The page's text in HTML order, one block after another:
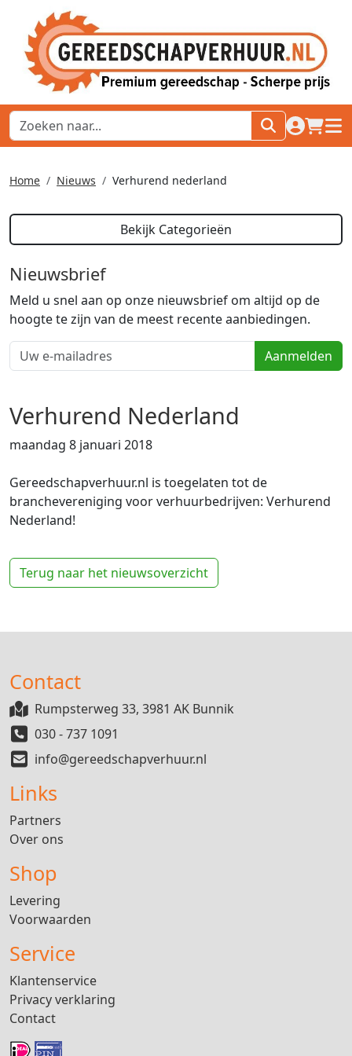
naar
Home Nieuws Verhurend nederland
Bekijk Categorieën
Nieuwsbrief
Meld u snel aan op onze nieuwsbrief om altijd op de
hoogte te zijn van de meest recente aanbiedingen.
Aanmelden
Verhurend Nederland
maandag 8 januari 2018
Gereedschapverhuur.nl is toegelaten tot de
branchevereniging voor verhuurbedrijven: Verhurend
Nederland!
Terug naar het nieuwsoverzicht
Contact
Rumpsterweg 33, 3981 AK Bunnik
030 - 737 1091
info@gereedschapverhuur.nl
Links
Partners
Over ons
Shop
Levering
Voorwaarden
Service
Klantenservice
Privacy verklaring
Contact